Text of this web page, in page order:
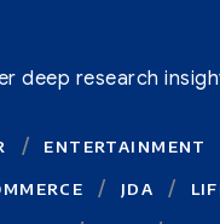
deep research
ENTERTAINMENT
JDA